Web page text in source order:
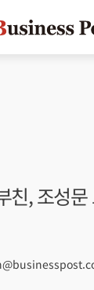
친, 조성